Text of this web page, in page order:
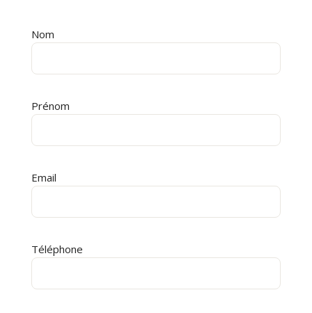
Nom
Prénom
Email
Téléphone
Alternative: